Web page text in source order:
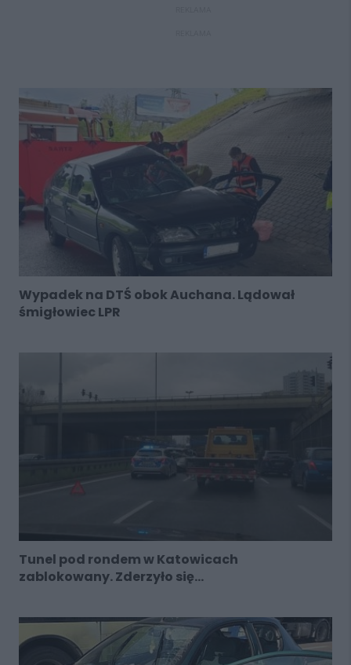
Wypadek na DTŚ obok Auchana. Lądował
śmigłowiec LPR
Tunel pod rondem w Katowicach
zablokowany. Zderzyło się...